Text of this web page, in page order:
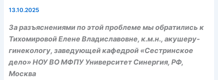
13.10.2025
За разъяснениями по этой проблеме мы обратились к
Тихомировой Елене Владиславовне, к.м.н., акушеру-
гинекологу, заведующей кафедрой «Сестринское
дело» НОУ ВО МФПУ Университет Синергия, РФ,
Москва